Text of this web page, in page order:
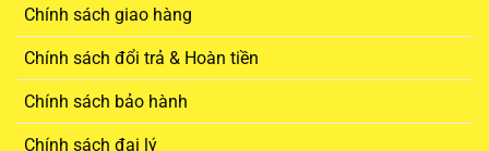
Chính sách giao hàng
Chính sách đổi trả & Hoàn tiền
Chính sách bảo hành
Chính sách đại lý